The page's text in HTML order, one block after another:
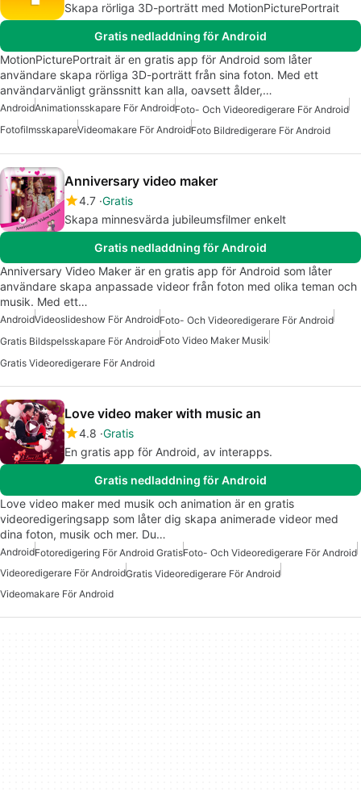
Skapa rörliga 3D-porträtt med MotionPicturePortrait
Gratis nedladdning för Android
MotionPicturePortrait är en gratis app för Android som låter
användare skapa rörliga 3D-porträtt från sina foton. Med ett
användarvänligt gränssnitt kan alla, oavsett ålder,…
AndroidAnimationsskapare För AndroidFoto- Och Videoredigerare För Android
FotofilmsskapareVideomakare För AndroidFoto Bildredigerare För Android
Anniversary video maker
4.7 Gratis
Skapa minnesvärda jubileumsfilmer enkelt
Gratis nedladdning för Android
Anniversary Video Maker är en gratis app för Android som låter
användare skapa anpassade videor från foton med olika teman och
musik. Med ett…
AndroidVideoslideshow För AndroidFoto- Och Videoredigerare För Android
Gratis Bildspelsskapare För AndroidFoto Video Maker Musik
Gratis Videoredigerare För Android
Love video maker with music an
4.8 Gratis
En gratis app för Android, av interapps.
Gratis nedladdning för Android
Love video maker med musik och animation är en gratis
videoredigeringsapp som låter dig skapa animerade videor med
dina foton, musik och mer. Du…
AndroidFotoredigering För Android GratisFoto- Och Videoredigerare För Android
Videoredigerare För AndroidGratis Videoredigerare För Android
Videomakare För Android